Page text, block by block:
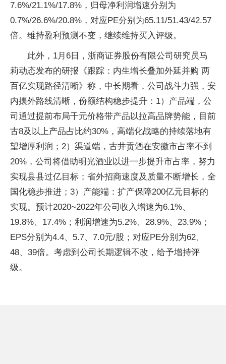
7.6%/21.1%/17.8%，归母净利润增速分别为
0.7%/26.6%/20.8%，对应PE分别为65.11/51.43/42.57
倍。维持盈利预测不变，继续维持买入评级。
此外，1月6日，浙商证券股份有限公司研究员马
莉动态发布的研报《跟踪：内生增长叠加外延并购 两
百亿实现路径清晰》称，中长期看，公司战斗力强，安
内攘外路线清晰，份额结构稳步提升：1）产品端，公
司通过提前布局千元价格带产品以拉高品牌势能，目前
古8及以上产品占比约30%，高端化战略的持续落地有
望增厚利润；2）渠道端，古井贡酒在安徽市占率不到
20%，公司将借助明光酒业以进一步提升市占率，努力
实现县县过亿目标；省外招商速度及质量不断增长，全
国化稳步推进；3）产能端：扩产保障200亿元目标的
实现。预计2020~2022年公司收入增速为6.1%、
19.8%、17.4%；利润增速为5.2%、28.9%、23.9%；
EPS分别为4.4、5.7、7.0元/股；对应PE分别为62、
48、39倍。考虑到公司长期逻辑不改，给予增持评
级。